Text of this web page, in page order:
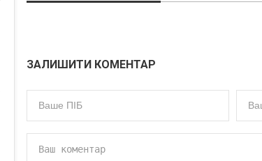
ЗАЛИШИТИ КОМЕНТАР